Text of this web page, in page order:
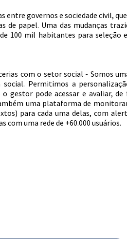
governos e sociedade civil,
papel. Uma das mudanças
100 mil habitantes para
com o setor social - Somos
Permitimos a
gestor pode acessar e avaliar,
uma plataforma de
para cada uma delas, com
uma rede de +60.000 usuários.